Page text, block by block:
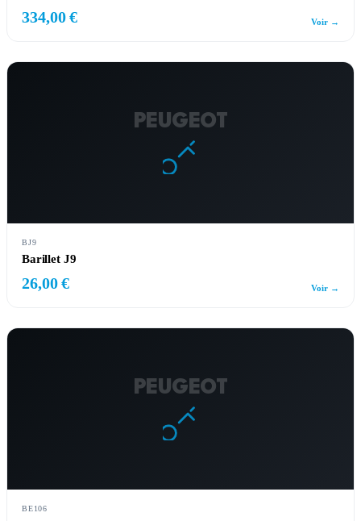
334,00 € Voir →
PEUGEOT
BJ9
Barillet J9
26,00 € Voir →
PEUGEOT
BE106